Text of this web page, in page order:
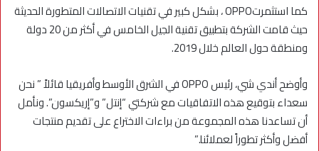
كما استثمرتOPPO ، بشكل كبير في تقنيات الاتصالات المتطورة الحديثة
حيث قامت الشركة بتطبيق تقنية الجيل الخامس في أكثر من 20 دولة
ومنطقة حول العالم خلال 2019.
وأوضح أندي شي، رئيس OPPO في الشرق الأوسط وأفريقيا قائلاً ” نحن
سعداء بتوقيع هذه الاتفاقيات مع شركتي “إنتل” و”إريكسون”. ونأمل
أن تساعدنا هذه المجموعة من براءات الاختراع على تقديم منتجات
أفضل وأكثر تطوراً لعملائنا.”